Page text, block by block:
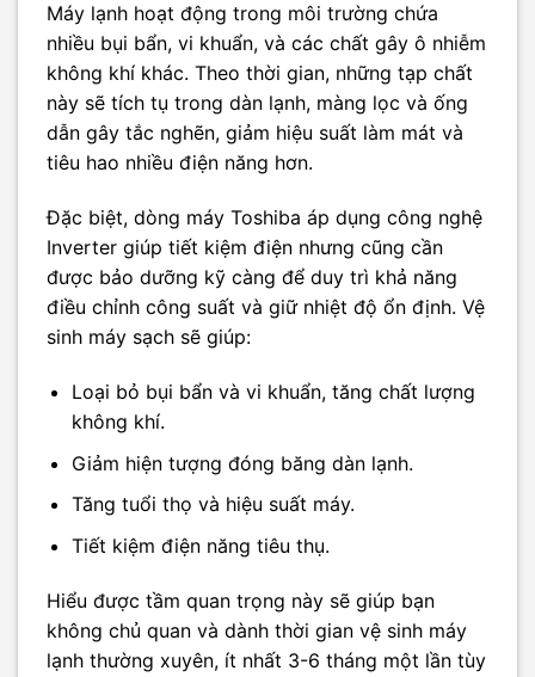
Máy lạnh hoạt động trong môi trường chứa
nhiều bụi bẩn, vi khuẩn, và các chất gây ô nhiễm
không khí khác. Theo thời gian, những tạp chất
này sẽ tích tụ trong dàn lạnh, màng lọc và ống
dẫn gây tắc nghẽn, giảm hiệu suất làm mát và
tiêu hao nhiều điện năng hơn.
Đặc biệt, dòng máy Toshiba áp dụng công nghệ
Inverter giúp tiết kiệm điện nhưng cũng cần
được bảo dưỡng kỹ càng để duy trì khả năng
điều chỉnh công suất và giữ nhiệt độ ổn định. Vệ
sinh máy sạch sẽ giúp:
Loại bỏ bụi bẩn và vi khuẩn, tăng chất lượng
không khí.
Giảm hiện tượng đóng băng dàn lạnh.
Tăng tuổi thọ và hiệu suất máy.
Tiết kiệm điện năng tiêu thụ.
Hiểu được tầm quan trọng này sẽ giúp bạn
không chủ quan và dành thời gian vệ sinh máy
lạnh thường xuyên, ít nhất 3-6 tháng một lần tùy